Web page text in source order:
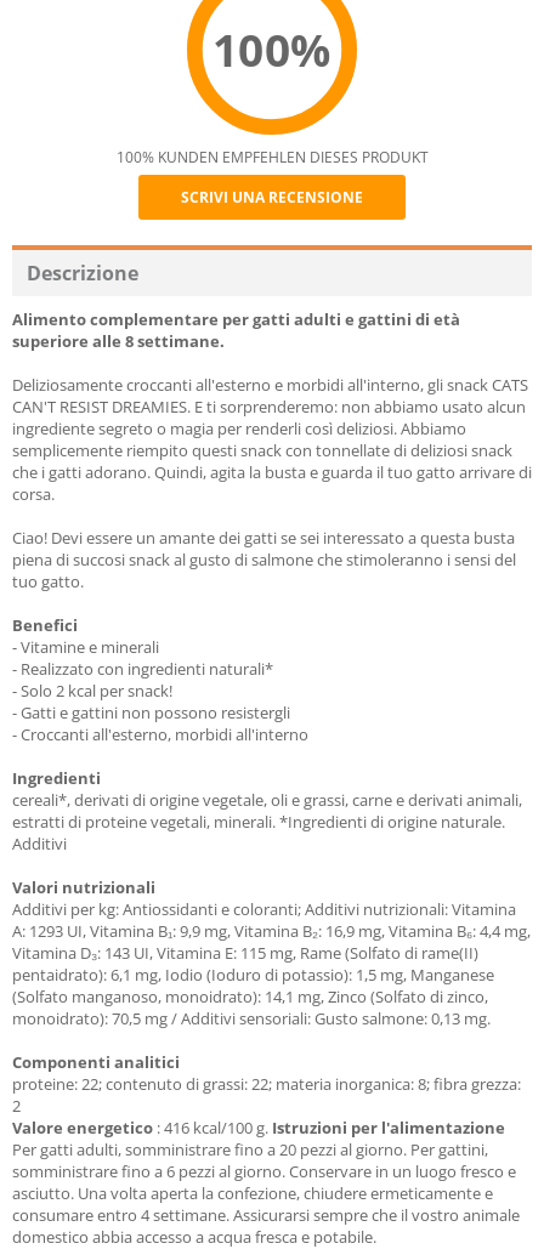
100%
Recommend
100% KUNDEN EMPFEHLEN DIESES PRODUKT
SCRIVI UNA RECENSIONE
Descrizione
Alimento complementare per gatti adulti e gattini di età
superiore alle 8 settimane.
Deliziosamente croccanti all'esterno e morbidi all'interno, gli snack CATS
CAN'T RESIST DREAMIES. E ti sorprenderemo: non abbiamo usato alcun
ingrediente segreto o magia per renderli così deliziosi. Abbiamo
semplicemente riempito questi snack con tonnellate di deliziosi snack
che i gatti adorano. Quindi, agita la busta e guarda il tuo gatto arrivare di
corsa.
Ciao! Devi essere un amante dei gatti se sei interessato a questa busta
piena di succosi snack al gusto di salmone che stimoleranno i sensi del
tuo gatto.
Benefici
- Vitamine e minerali
- Realizzato con ingredienti naturali*
- Solo 2 kcal per snack!
- Gatti e gattini non possono resistergli
- Croccanti all'esterno, morbidi all'interno
Ingredienti
cereali*, derivati ​​di origine vegetale, oli e grassi, carne e derivati ​​animali,
estratti di proteine ​​vegetali, minerali. *Ingredienti di origine naturale.
Additivi
Valori nutrizionali
Additivi per kg: Antiossidanti e coloranti; Additivi nutrizionali: Vitamina
A: 1293 UI, Vitamina B₁: 9,9 mg, Vitamina B₂: 16,9 mg, Vitamina B₆: 4,4 mg,
Vitamina D₃: 143 UI, Vitamina E: 115 mg, Rame (Solfato di rame(II)
pentaidrato): 6,1 mg, Iodio (Ioduro di potassio): 1,5 mg, Manganese
(Solfato manganoso, monoidrato): 14,1 mg, Zinco (Solfato di zinco,
monoidrato): 70,5 mg / Additivi sensoriali: Gusto salmone: 0,13 mg.
Componenti analitici
proteine: 22; contenuto di grassi: 22; materia inorganica: 8; fibra grezza:
2
Valore energetico : 416 kcal/100 g. Istruzioni per l'alimentazione
Per gatti adulti, somministrare fino a 20 pezzi al giorno. Per gattini,
somministrare fino a 6 pezzi al giorno.Conservare in un luogo fresco e
asciutto. Una volta aperta la confezione, chiudere ermeticamente e
consumare entro 4 settimane. Assicurarsi sempre che il vostro animale
domestico abbia accesso a acqua fresca e potabile.